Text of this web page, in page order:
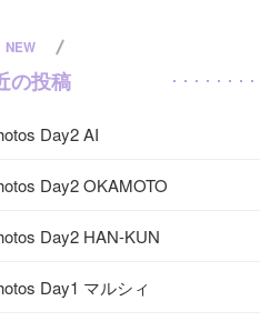
NEW
の投稿
Day2 AI
Day2 OKAMOTO
Day2 HAN-KUN
Day1 マルシィ